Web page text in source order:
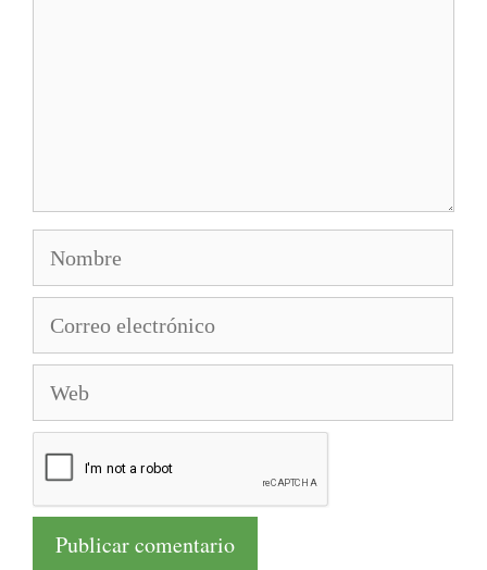
electrónico